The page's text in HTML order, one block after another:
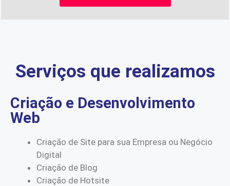
Serviços que realizamos
Criação e Desenvolvimento
Web
Criação de Site para sua Empresa ou Negócio
Digital
Criação de Blog
Criação de Hotsite